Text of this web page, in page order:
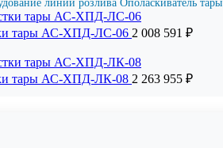
линий розлива Ополаскиватель тары
тары АС-ХПД-ЛС-06 2 008 591 ₽
тары АС-ХПД-ЛК-08 2 263 955 ₽